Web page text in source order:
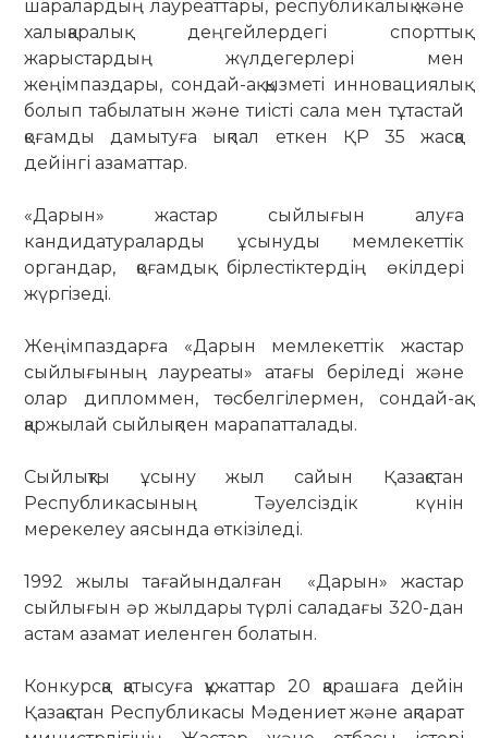
шаралардың лауреаттары, республикалық және
халықаралық деңгейлердегі спорттық
жарыстардың жүлдегерлері мен
жеңімпаздары, сондай-ақ қызметі инновациялық
болып табылатын және тиісті сала мен тұтастай
қоғамды дамытуға ықпал еткен ҚР 35 жасқа
дейінгі азаматтар.
«Дарын» жастар сыйлығын алуға
кандидатураларды ұсынуды мемлекеттiк
органдар, қоғамдық бiрлестiктердің өкілдері
жүргiзедi.
Жеңімпаздарға «Дарын мемлекеттік жастар
сыйлығының лауреаты» атағы беріледі және
олар дипломмен, төсбелгілермен, сондай-ақ
қаржылай сыйлықпен марапатталады.
Сыйлықты ұсыну жыл сайын Қазақстан
Республикасының Тәуелсіздік күнін
мерекелеу аясында өткізіледі.
1992 жылы тағайындалған «Дарын» жастар
сыйлығын әр жылдары түрлі саладағы 320-дан
астам азамат иеленген болатын.
Конкурсқа қатысуға құжаттар 20 қарашаға дейін
Қазақстан Республикасы Мәдениет және ақпарат